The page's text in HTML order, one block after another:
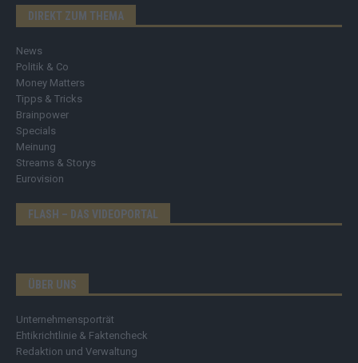
DIREKT ZUM THEMA
News
Politik & Co
Money Matters
Tipps & Tricks
Brainpower
Specials
Meinung
Streams & Storys
Eurovision
FLASH – DAS VIDEOPORTAL
ÜBER UNS
Unternehmensporträt
Ehtikrichtlinie & Faktencheck
Redaktion und Verwaltung